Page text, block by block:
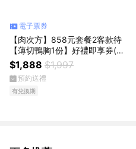
電子票券
【肉次方】858元套餐2客款待
【薄切鴨胸1份】好禮即享券(一
次抵用型)
$1,888 $1,997
預約送禮
有兌換期